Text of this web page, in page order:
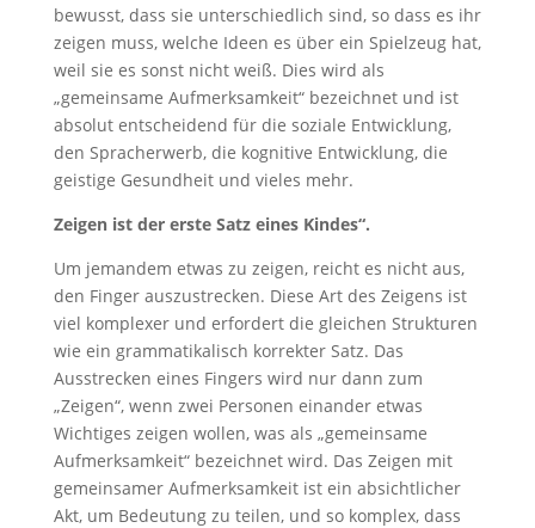
bewusst, dass sie unterschiedlich sind, so dass es ihr
zeigen muss, welche Ideen es über ein Spielzeug hat,
weil sie es sonst nicht weiß. Dies wird als
„gemeinsame Aufmerksamkeit“ bezeichnet und ist
absolut entscheidend für die soziale Entwicklung,
den Spracherwerb, die kognitive Entwicklung, die
geistige Gesundheit und vieles mehr.
Zeigen ist der erste Satz eines Kindes“.
Um jemandem etwas zu zeigen, reicht es nicht aus,
den Finger auszustrecken. Diese Art des Zeigens ist
viel komplexer und erfordert die gleichen Strukturen
wie ein grammatikalisch korrekter Satz. Das
Ausstrecken eines Fingers wird nur dann zum
„Zeigen“, wenn zwei Personen einander etwas
Wichtiges zeigen wollen, was als „gemeinsame
Aufmerksamkeit“ bezeichnet wird. Das Zeigen mit
gemeinsamer Aufmerksamkeit ist ein absichtlicher
Akt, um Bedeutung zu teilen, und so komplex, dass